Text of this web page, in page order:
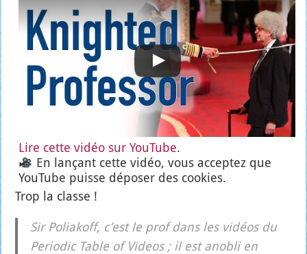
Lire cette vidéo sur You­Tube.
En lan­çant cette vidéo, vous accep­tez que
You­Tube puisse dépo­ser des cookies.
Trop la classe !
Sir Polia­koff, c’est le prof dans les vidéos du
Per­io­dic Table of Videos ; il est ano­bli en